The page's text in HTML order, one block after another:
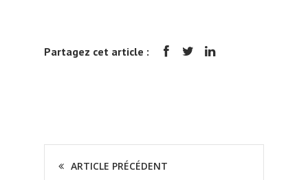
Partagez cet article :
ARTICLE PRÉCÉDENT